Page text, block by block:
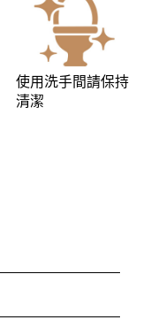
使用洗手間請保持
清潔